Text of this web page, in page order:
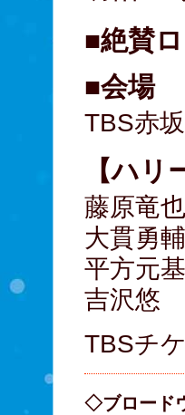
■絶賛
■会場
TBS赤
【ハリ
藤原竜也
大貫勇輔
平方元基
吉沢悠
TBSチ
◇ブロード